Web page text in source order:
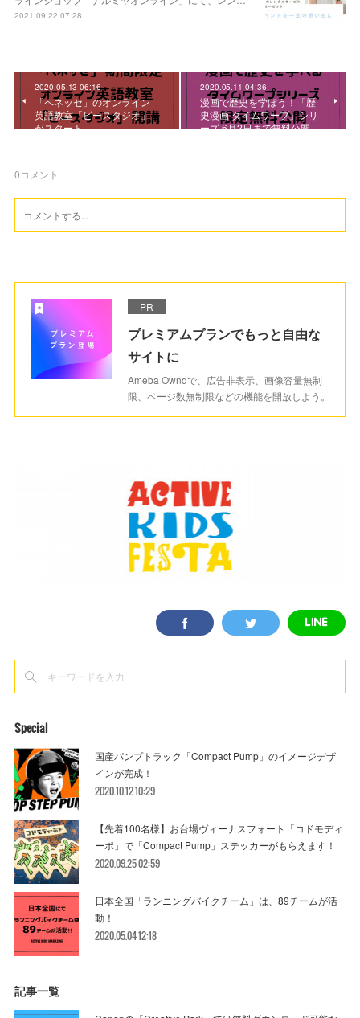
2021.09.22 07:28
2020.05.13 06:16
「ベネッセ」のオンライン
英語教室「ビースタジオ」
がスタート
2020.05.11 04:36
漫画で歴史を学ぼう！「歴
史漫画 タイムワープ」シリ
ーズ 6月2日まで無料公開
0コメント
PR
プレミアムプランでもっと自由な
サイトに
Ameba Owndで、広告非表示、画像容量無制
限、ページ数無制限などの機能を開放しよう。
Special
国産パンプトラック「Compact Pump」のイメージデザ
インが完成！
2020.10.12 10:29
【先着100名様】お台場ヴィーナスフォート「コドモディ
ーポ」で「Compact Pump」ステッカーがもらえます！
2020.09.25 02:59
日本全国「ランニングバイクチーム」は、89チームが活
動！
2020.05.04 12:18
記事一覧